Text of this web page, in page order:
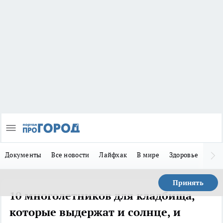
Документы Все новости Лайфхак В мире Здоровье
Принять
10 многолетников для кладбища,
которые выдержат и солнце, и